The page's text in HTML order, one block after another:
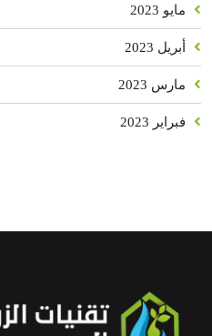
مايو 2023
أبريل 2023
مارس 2023
فبراير 2023